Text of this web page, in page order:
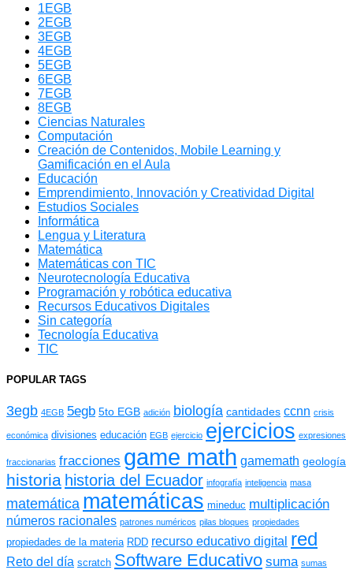
1EGB
2EGB
3EGB
4EGB
5EGB
6EGB
7EGB
8EGB
Ciencias Naturales
Computación
Creación de Contenidos, Mobile Learning y
Gamificación en el Aula
Educación
Emprendimiento, Innovación y Creatividad Digital
Estudios Sociales
Informática
Lengua y Literatura
Matemática
Matemáticas con TIC
Neurotecnología Educativa
Programación y robótica educativa
Recursos Educativos Digitales
Sin categoría
Tecnología Educativa
TIC
POPULAR TAGS
3egb 4EGB 5egb 5to EGB adición biología cantidades ccnn crisis
económica divisiones educación EGB ejercicio ejercicios expresiones
fraccionarias fracciones game math gamemath geología
historia historia del Ecuador infografía inteligencia masa
matemática matemáticas mineduc multiplicación
números racionales patrones numéricos pilas bloques propiedades
propiedades de la materia RDD recurso educativo digital red
Reto del día scratch Software Educativo suma sumas